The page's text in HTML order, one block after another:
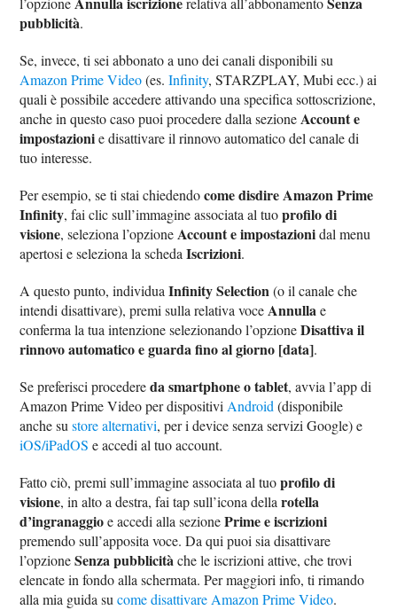
pubblicità.
Se, invece, ti sei abbonato a uno dei canali disponibili su
Amazon Prime Video(es.Infinity, STARZPLAY, Mubi ecc.) ai
quali è possibile accedere attivando una specifica sottoscrizione,
anche in questo caso puoi procedere dalla sezione Account e
impostazionie disattivare il rinnovo automatico del canale di
tuo interesse.
Per esempio, se ti stai chiedendocome disdire Amazon Prime
Infinity, fai clic sull’immagine associata al tuoprofilo di
visione, seleziona l’opzione Account e impostazionidal menu
apertosi e seleziona la schedaIscrizioni.
A questo punto, individuaInfinity Selection(o il canale che
intendi disattivare), premi sulla relativa voce Annullae
conferma la tua intenzione selezionando l’opzioneDisattiva il
rinnovo automatico e guarda fino al giorno [data].
Se preferisci procedereda smartphone o tablet, avvia l’app di
Amazon Prime Video per dispositivi Android (disponibile
anche sustore alternativi, per i device senza servizi Google) e
iOS/iPadOS e accedi al tuo account.
Fatto ciò, premi sull’immagine associata al tuoprofilo di
visione, in alto a destra, fai tap sull’icona dellarotella
d’ingranaggioe accedi alla sezionePrime e iscrizioni
premendo sull’apposita voce. Da qui puoi sia disattivare
l’opzioneSenza pubblicitàche le iscrizioni attive, che trovi
elencate in fondo alla schermata. Per maggiori info, ti rimando
alla mia guida sucome disattivare Amazon Prime Video.